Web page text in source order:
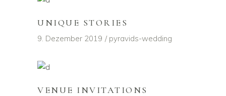
UNIQUE STORIES
9. Dezember 2019 pyravids-wedding
VENUE INVITATIONS